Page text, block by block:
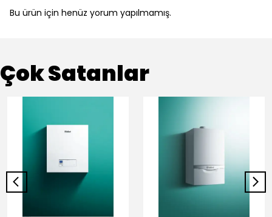
Bu ürün için henüz yorum yapılmamış.
Çok Satanlar